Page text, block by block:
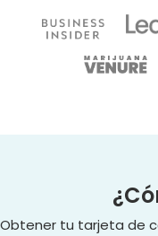
Obtener tu tarjeta de